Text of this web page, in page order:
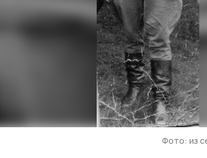
Фото: из